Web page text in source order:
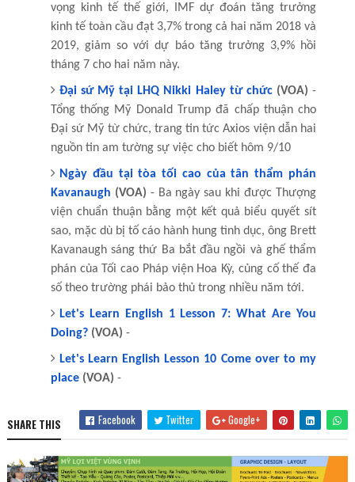
vọng kinh tế thế giới, IMF dự đoán tăng trưởng
kinh tế toàn cầu đạt 3,7% trong cả hai năm 2018 và
2019, giảm so với dự báo tăng trưởng 3,9% hồi
tháng 7 cho hai năm này.
Đại sứ Mỹ tại LHQ Nikki Haley từ chức(VOA) -
Tổng thống Mỹ Donald Trump đã chấp thuận cho
Đại sứ Mỹ từ chức, trang tin tức Axios viện dẫn hai
nguồn tin am tường sự việc cho biết hôm 9/10
Ngày đầu tại tòa tối cao của tân thẩm phán
Kavanaugh (VOA) - Ba ngày sau khi được Thượng
viện chuẩn thuận bằng một kết quả biểu quyết sít
sao, mặc dù bị tố cáo hành hung tình dục, ông Brett
Kavanaugh sáng thứ Ba bắt đầu ngồi và ghế thẩm
phán của Tối cao Pháp viện Hoa Kỳ, củng cố thế đa
số theo trường phái bảo thủ trong nhiều năm tới.
Let's Learn English 1 Lesson 7: What Are You
Doing?(VOA) -
Let's Learn English Lesson 10 Come over to my
place(VOA) -
SHARE THIS Facebook Twitter Google+